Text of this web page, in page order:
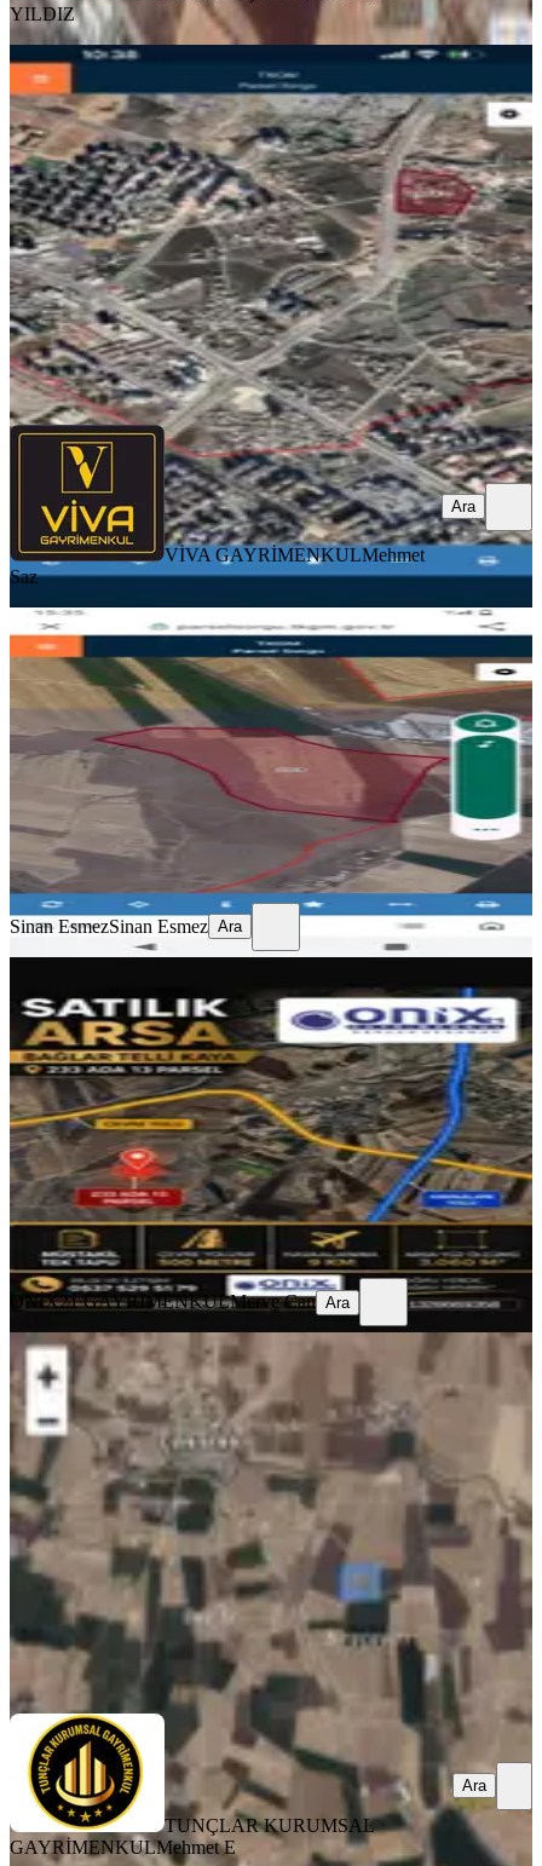
YILDIZ
Viva'dan 75'in Devamı İmar İfrazlı
Arsa
Yenişehir, Dokuzçeltik Mahallesi
465 m²·11.828/m²·15.05.2026
5.500.000 ₺
VİVA GAYRİMENKULMehmet Saz
Ara
VİVA GAYRİMENKULMehmet
Saz
Ara
25
Sahibinden Hasarlı Daire Fiyatına
Bağlar, Batıçanakçı Mahallesi
2000 m²·2.250/m²·09.01.2026
4.500.000 ₺ 6.000.000 ₺
Sinan Esmez Sinan Esmez
Ara
Sinan EsmezSinan Esmez Ara
Onix21 Emlaktan Bağlar Tellikaya'da
Satılık Müstakil Arazi
Bağlar, Tellikaya Mahallesi
3060 m²·1.500/m²·16.07.2026
4.590.000 ₺
ONİX21 GAYRİMENKULMerve Can
Ara
ONİX21 GAYRİMENKULMerve Can Ara
2
Ergani Yolu Üstünde Çakmakta
Müstakil Yer Teslimatlı Arsa
Yenişehir, Çakmak Mahallesi
12500 m²
416/m²·15.06.2026
5.200.000 ₺ 5.300.000 ₺
TUNÇLAR KURUMSAL GAYRİMENKULMehmet E
TUNÇLAR KURUMSAL
GAYRİMENKULMehmet E
Ara